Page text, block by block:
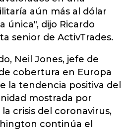
aún más al dólar
única", dijo Ricardo
senior de ActivTrades.
Neil Jones, jefe de
cobertura en Europa
la tendencia positiva del
mostrada por
crisis del coronavirus,
continúa el